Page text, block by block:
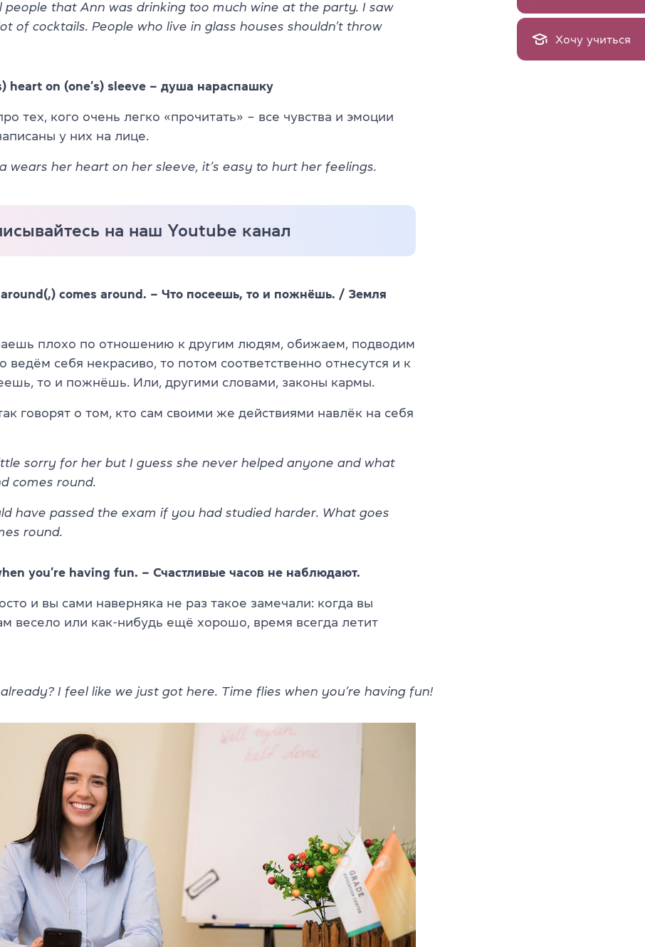
people that Ann was drinking too much wine at the party. I saw
of cocktails. People who live in glass houses shouldn’t throw
heart on (one’s) sleeve – душа нараспашку
тех, кого очень легко «прочитать» – все чувства и эмоции
у них на лице.
wears her heart on her sleeve, it’s easy to hurt her feelings.
на наш Youtube канал
comes around. – Что посеешь, то и пожнёшь. / Земля
плохо по отношению к другим людям, обижаем, подводим
ведём себя некрасиво, то потом соответственно отнесутся и к
то и пожнёшь. Или, другими словами, законы кармы.
говорят о том, кто сам своими же действиями навлёк на себя
sorry for her but I guess she never helped anyone and what
comes round.
have passed the exam if you had studied harder. What goes
round.
you’re having fun. – Счастливые часов не наблюдают.
и вы сами наверняка не раз такое замечали: когда вы
весело или как-нибудь ещё хорошо, время всегда летит
already? I feel like we just got here. Time flies when you’re having fun!
Хочу учиться